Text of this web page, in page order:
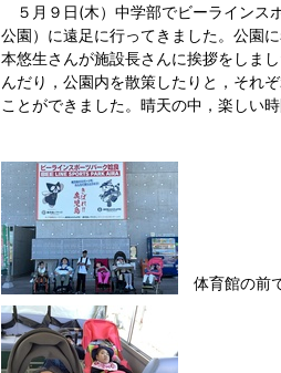
５月９日(木）中学部でビーラインス
公園）に遠足に行ってきました。公園
本悠生さんが施設長さんに挨拶をしま
んだり，公園内を散策したりと，それ
ことができました。晴天の中，楽しい
体育館の前